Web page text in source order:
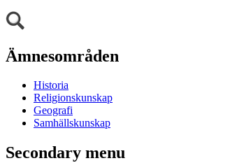
Ämnesområden
Historia
Religionskunskap
Geografi
Samhällskunskap
Secondary menu